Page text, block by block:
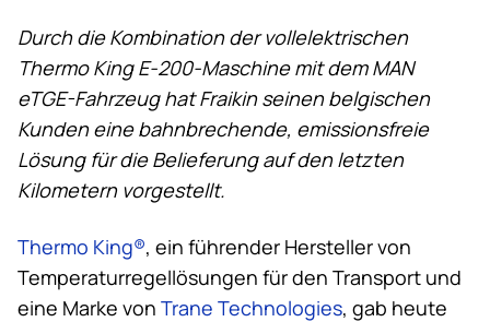
Durch die Kombination der vollelektrischen
Thermo KingE-200-Maschine mit dem MAN
eTGE-Fahrzeug hat Fraikin seinen belgischen
Kunden eine bahnbrechende, emissionsfreie
Lösung für die Belieferung auf den letzten
Kilometern vorgestellt.
Thermo King®, ein führender Hersteller von
Temperaturregellösungen für den Transport und
eine Marke von Trane Technologies, gab heute